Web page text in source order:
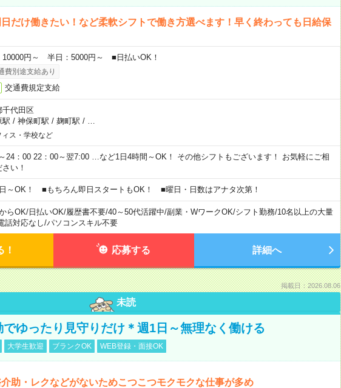
だけ働きたい！など柔軟シフトで働き方選べます！早く終わっても日給保
10000円～ 半日：5000円～ ■日払いOK！
費別途支給あり
交通費規定支給
千代田区
駅 / 神保町駅 / 麹町駅 /
ィス・学校など
24：00 22：00～翌7:00 …など1日4時間～OK！ その他シフトもございます！ お気軽にご相
い！
～OK！ ■もちろん即日スタートもOK！ ■曜日・日数はアナタ次第！
らOK/日払いOK/履歴書不要/40～50代活躍中/副業・WワークOK/シフト勤務/10名以上の大量
話対応なし/パソコンスキル不要
！ 応募する 詳細へ
掲載日：2026.08.06
未読
でゆったり見守りだけ＊週1日～無理なく働ける
大学生歓迎 ブランクOK WEB登録・面接OK
助・レクなどがないためこつこつモクモクな仕事が多め